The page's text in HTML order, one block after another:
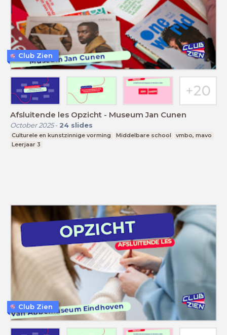
Afsluitende les Opzicht - Museum Jan Cunen
October 2025- 24 slides
Culturele en kunstzinnige vorming Middelbare school
vmbo, mavo
Leerjaar 3
Club Zien
Club Zien